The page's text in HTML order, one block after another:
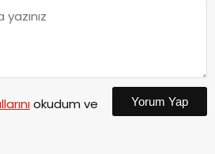
okudum ve
Yorum Yap